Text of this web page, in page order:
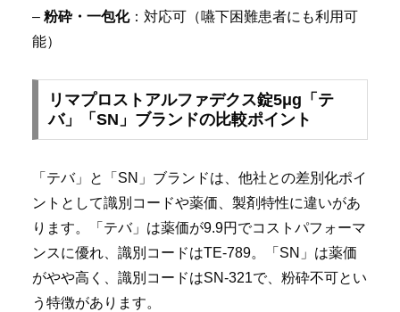
– 粉砕・一包化：対応可（嚥下困難患者にも利用可
能）
リマプロストアルファデクス錠5μg「テ
バ」「SN」ブランドの比較ポイント
「テバ」と「SN」ブランドは、他社との差別化ポイ
ントとして識別コードや薬価、製剤特性に違いがあ
ります。「テバ」は薬価が9.9円でコストパフォーマ
ンスに優れ、識別コードはTE-789。「SN」は薬価
がやや高く、識別コードはSN-321で、粉砕不可とい
う特徴があります。